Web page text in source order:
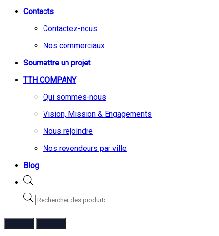
Contacts
Contactez-nous
Nos commerciaux
Soumettre un projet
TTH COMPANY
Qui sommes-nous
Vision, Mission & Engagements
Nous rejoindre
Nos revendeurs par ville
Blog
Recherche
de